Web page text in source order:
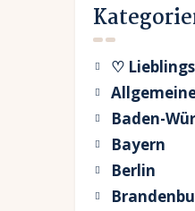
♡
Baden-
Bayern
Berlin